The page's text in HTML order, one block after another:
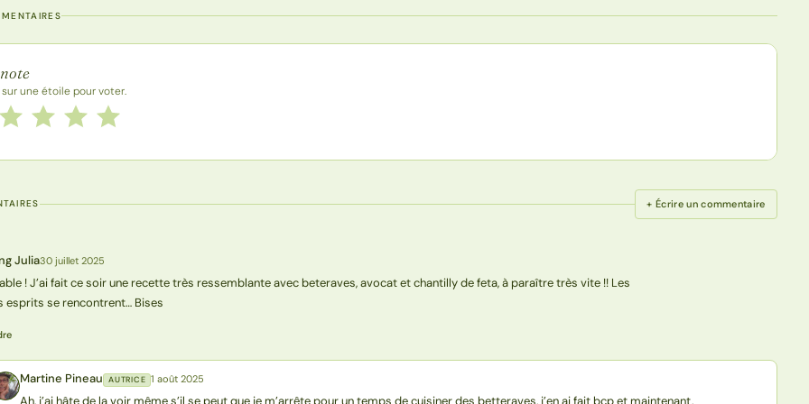
recette
une étoile pour voter.
cette recette de 1 à 5 étoiles
5 étoiles
4 étoiles
3 étoiles
2 étoiles
+ Écrire un commentaire
Julia30 juillet 2025
! J’ai fait ce soir une recette très ressemblante avec beteraves, avocat et chantilly de feta, à paraître très vite !! Les
esprits se rencontrent… Bises
Martine Pineau AUTRICE 1 août 2025
Ah, j’ai hâte de la voir même s’il se peut que je m’arrête pour un temps de cuisiner des betteraves, j’en ai fait bcp et maintenant,